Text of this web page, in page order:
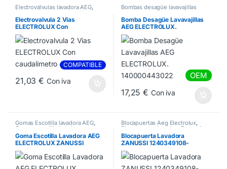
Electroválvulas lavadora AEG,
Electroválvulas lavadora Zanussi
Electrovalvula 2 Vias
ELECTROLUX Con
caudalimetro 4055017166
COMPATIBLE
21,03€ Con iva
Bombas desagüe lavavajillas
Bomba Desagüe Lavavajillas
AEG ELECTROLUX.
140000443022
OEM
17,25€ Con iva
Gomas Escotilla lavadora AEG,
Gomas escotilla lavadora
Electrolux,Gomas escotilla
lavadora Zanussi
Goma Escotilla Lavadora AEG
ELECTROLUX ZANUSSI
1108590421
Blocapuertas Aeg Electrolux,
Blocapuertas lavadora Zanussi
Blocapuerta Lavadora
ZANUSSI 1240349108-
50232847009